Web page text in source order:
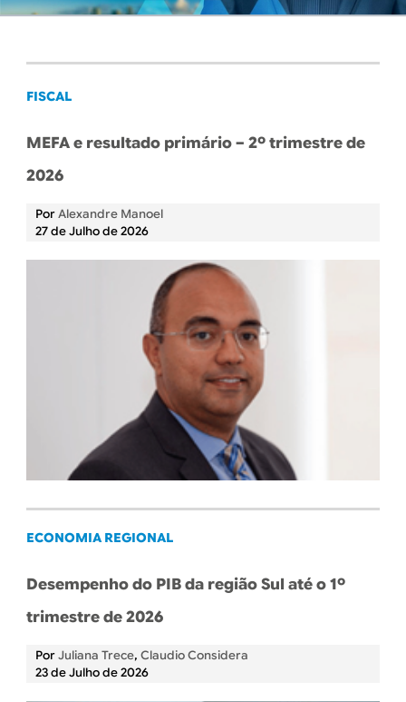
E
b
s
FISCAL
MEFA e resultado primário – 2º trimestre de
2026
PorAlexandre Manoel
27 de Julho de 2026
ECONOMIA REGIONAL
Desempenho do PIB da região Sul até o 1º
trimestre de 2026
PorJuliana Trece, Claudio Considera
23 de Julho de 2026